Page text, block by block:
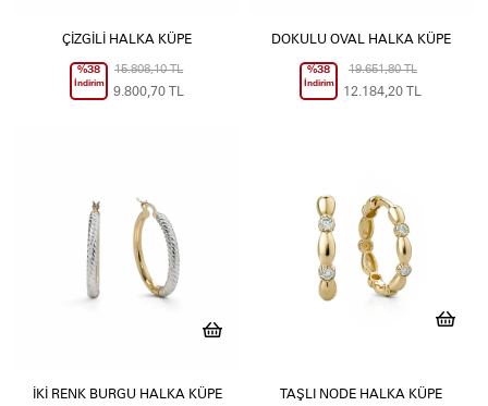
ÇIZGILI HALKA KÜPE
%38
İndirim
9.800,70 TL
15.808,10 TL
DOKULU OVAL HALKA KÜPE
%38
İndirim
12.184,20 TL
19.651,80 TL
İKI RENK BURGU HALKA KÜPE TAŞLI NODE HALKA KÜPE